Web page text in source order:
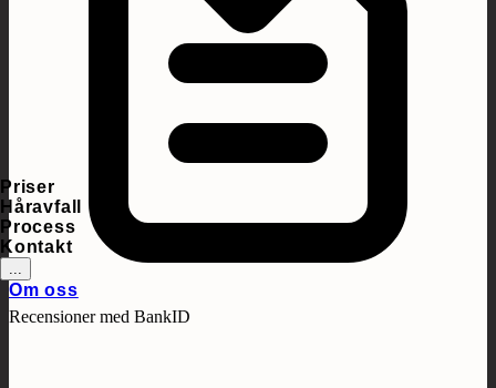
Priser
Håravfall
Process
Kontakt
...
Om oss
Recensioner med BankID